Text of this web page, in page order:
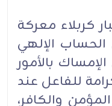
كربلاء معركة
الحساب الإلهي
بالأمور
للفاعل عند
والكافر،